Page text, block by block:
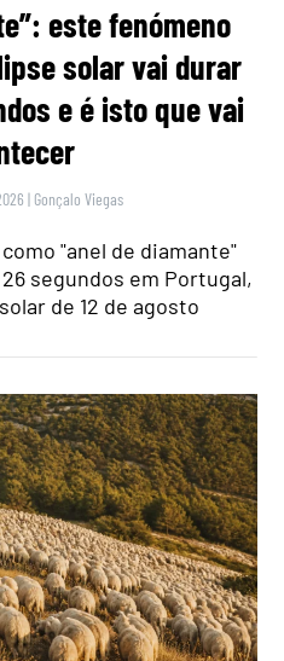
este fenómeno
solar vai durar
e é isto que vai
| Gonçalo Viegas
"anel de diamante"
segundos em Portugal,
de 12 de agosto